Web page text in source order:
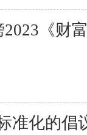
《财
准化的倡